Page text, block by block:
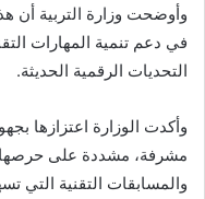
وأوضحت وزارة التربية أن
في دعم تنمية المهارات
التحديات الرقمية الحديثة.
وأكدت الوزارة اعتزازها
مشرفة، مشددة على حرصها
والمسابقات التقنية التي